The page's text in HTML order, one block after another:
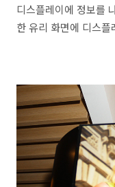
디스플레이에 정보를
한 유리 화면에 디스